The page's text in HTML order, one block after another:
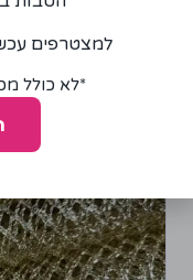
למצטרפים
*לא כולל